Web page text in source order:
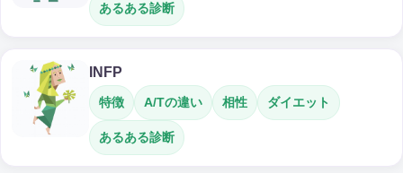
あるある診断
INFP
特徴 A/Tの違い 相性 ダイエット
あるある診断